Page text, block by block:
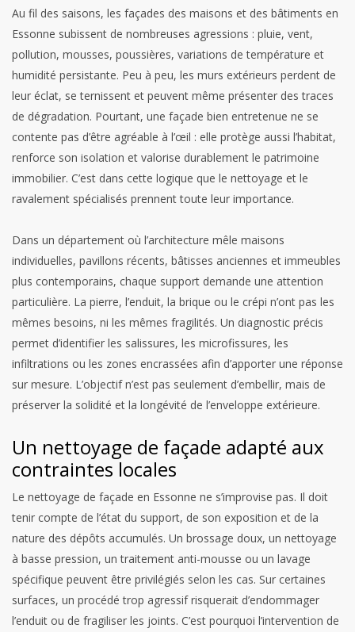
Au fil des saisons, les façades des maisons et des bâtiments en
Essonne subissent de nombreuses agressions : pluie, vent,
pollution, mousses, poussières, variations de température et
humidité persistante. Peu à peu, les murs extérieurs perdent de
leur éclat, se ternissent et peuvent même présenter des traces
de dégradation. Pourtant, une façade bien entretenue ne se
contente pas d’être agréable à l’œil : elle protège aussi l’habitat,
renforce son isolation et valorise durablement le patrimoine
immobilier. C’est dans cette logique que le nettoyage et le
ravalement spécialisés prennent toute leur importance.
Dans un département où l’architecture mêle maisons
individuelles, pavillons récents, bâtisses anciennes et immeubles
plus contemporains, chaque support demande une attention
particulière. La pierre, l’enduit, la brique ou le crépi n’ont pas les
mêmes besoins, ni les mêmes fragilités. Un diagnostic précis
permet d’identifier les salissures, les microfissures, les
infiltrations ou les zones encrassées afin d’apporter une réponse
sur mesure. L’objectif n’est pas seulement d’embellir, mais de
préserver la solidité et la longévité de l’enveloppe extérieure.
Un nettoyage de façade adapté aux
contraintes locales
Le nettoyage de façade en Essonne ne s’improvise pas. Il doit
tenir compte de l’état du support, de son exposition et de la
nature des dépôts accumulés. Un brossage doux, un nettoyage
à basse pression, un traitement anti-mousse ou un lavage
spécifique peuvent être privilégiés selon les cas. Sur certaines
surfaces, un procédé trop agressif risquerait d’endommager
l’enduit ou de fragiliser les joints. C’est pourquoi l’intervention de